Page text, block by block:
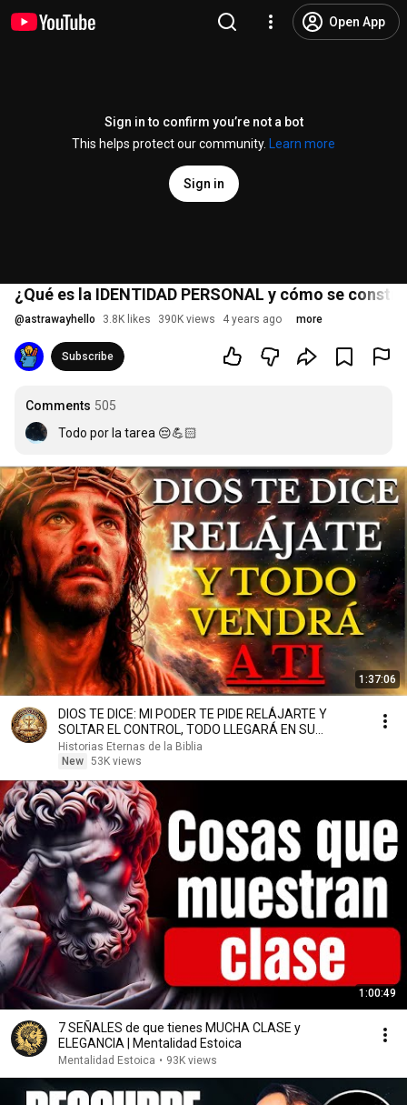
Open App
Sign in to confirm you’re not a bot
This helps protect our community.
Learn more
Sign in
¿Qué es la IDENTIDAD PERSONAL y cómo se
@astrawayhello 3.8K likes 390K views 4 years ago more
Subscribe
Comments 505
Todo por la tarea 😔💪🏻
1:37:06
DIOS TE DICE: MI PODER TE PIDE RELÁJARTE Y
SOLTAR EL CONTROL, TODO LLEGARÁ EN SU
MOMENTO PERFECTO
Historias Eternas de la Biblia
New 53K views
1:00:49
7 SEÑALES de que tienes MUCHA CLASE y
ELEGANCIA | Mentalidad Estoica
Mentalidad Estoica • 93K views